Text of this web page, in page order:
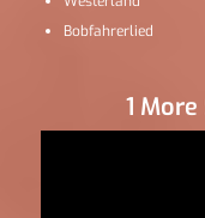
Bobfahrerlied
1